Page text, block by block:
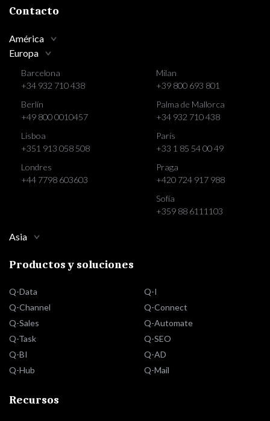
Contacto
América
Europa
Barcelona
+34 932 710 438
Berlín
+49 800 0010457
Lisboa
+351 913 058 508
Londres
+44 7798 603603
Milan
+39 800 693 801
Palma de Mallorca
+34 932 710 438
París
+33 1 85 54 00 49
Praga
+420 724 917 988
Sofía
+359 88 6111103
Asia
Productos y soluciones
Q-Data
Q-Channel
Q-Sales
Q-Task
Q-BI
Q-Hub
Q-I
Q-Connect
Q-Automate
Q-SEO
Q-AD
Q-Mail
Recursos